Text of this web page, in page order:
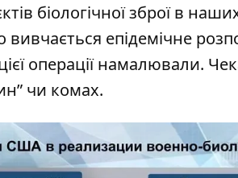
біологічної зброї в
епідемічне
операції намалювали.
чи комах.